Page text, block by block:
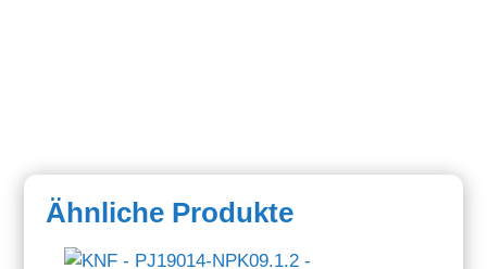
Ähnliche Produkte